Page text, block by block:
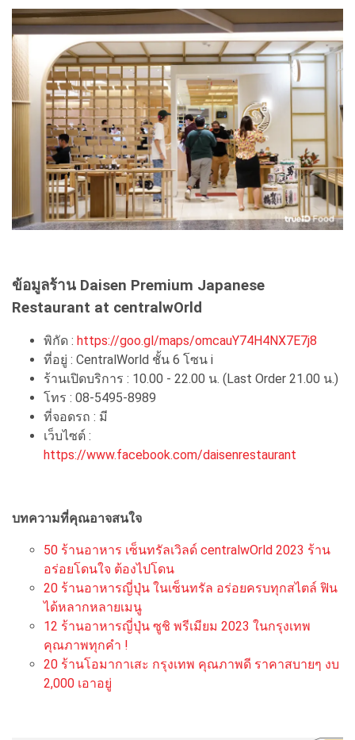
ข้อมูลร้าน Daisen Premium Japanese
Restaurant at centralwOrld
พิกัด : https://goo.gl/maps/omcauY74H4NX7E7j8
ที่อยู่ : CentralWorld ชั้น 6 โซน i
ร้านเปิดบริการ : 10.00 - 22.00 น. (Last Order 21.00 น.)
โทร : 08-5495-8989
ที่จอดรถ : มี
เว็บไซต์ :
https://www.facebook.com/daisenrestaurant
บทความที่คุณอาจสนใจ
50 ร้านอาหาร เซ็นทรัลเวิลด์ centralwOrld 2023 ร้าน
อร่อยโดนใจ ต้องไปโดน
20 ร้านอาหารญี่ปุ่น ในเซ็นทรัล อร่อยครบทุกสไตล์ ฟิน
ได้หลากหลายเมนู
12 ร้านอาหารญี่ปุ่น ซูชิ พรีเมียม 2023 ในกรุงเทพ
คุณภาพทุกคำ !
20 ร้านโอมากาเสะ กรุงเทพ คุณภาพดี ราคาสบายๆ งบ
2,000 เอาอยู่